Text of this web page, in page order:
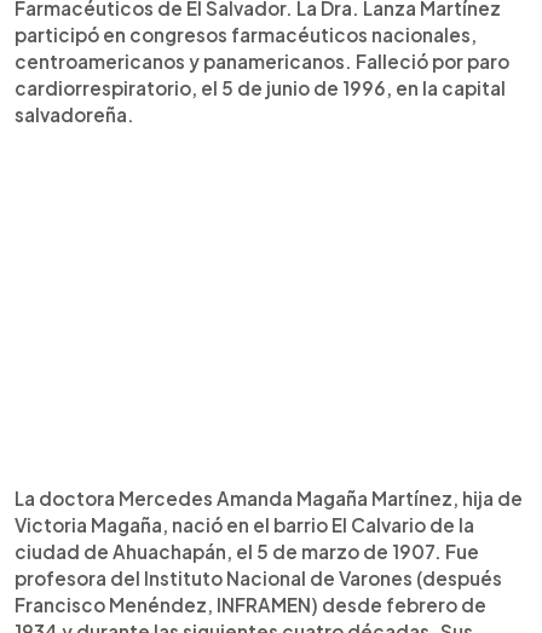
Farmacéuticos de El Salvador. La Dra. Lanza Martínez
participó en congresos farmacéuticos nacionales,
centroamericanos y panamericanos. Falleció por paro
cardiorrespiratorio, el 5 de junio de 1996, en la capital
salvadoreña.
La doctora Mercedes Amanda Magaña Martínez, hija de
Victoria Magaña, nació en el barrio El Calvario de la
ciudad de Ahuachapán, el 5 de marzo de 1907. Fue
profesora del Instituto Nacional de Varones (después
Francisco Menéndez, INFRAMEN) desde febrero de